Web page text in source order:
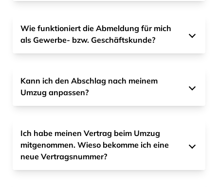
Wie funktioniert die Abmeldung für mich
als Gewerbe- bzw. Geschäftskunde?
Kann ich den Abschlag nach meinem
Umzug anpassen?
Ich habe meinen Vertrag beim Umzug
mitgenommen. Wieso bekomme ich eine
neue Vertragsnummer?